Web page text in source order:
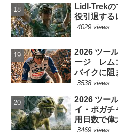
Lidl-Trekの
役引退する
4029 views
2026 ツー
ージ レム
バイクに阻
3538 views
2026 ツー
イ・ポガチ
用日数で偉
3469 views